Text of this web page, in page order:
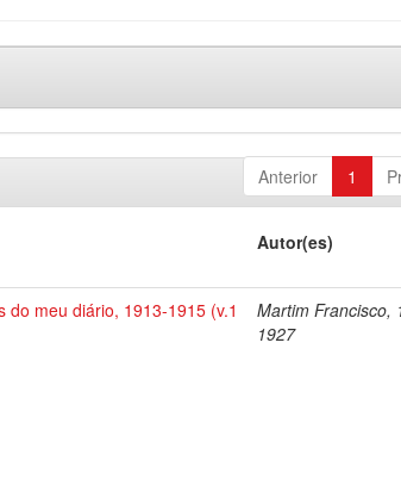
Anterior 1
Autor(es)
do meu diário, 1913-1915 (v.1
Martim Francisco,
1927